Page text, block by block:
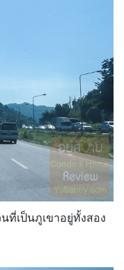
ที่เป็นภูเขาอยู่ทั้งสอง